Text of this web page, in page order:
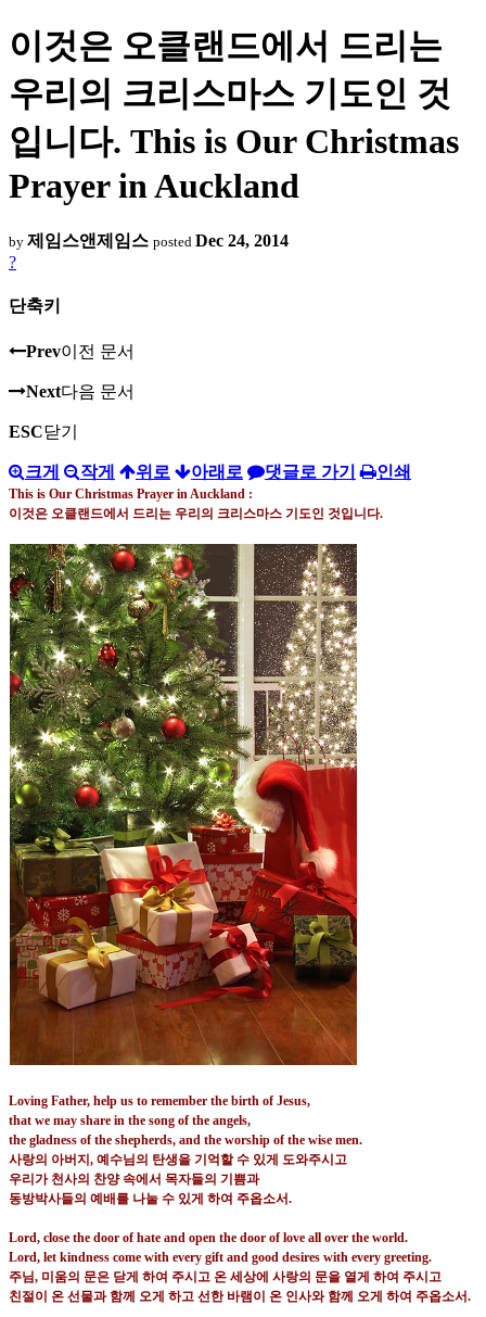
이것은 오클랜드에서 드리는
우리의 크리스마스 기도인 것
입니다. This is Our Christmas
Prayer in Auckland
by 제임스앤제임스 posted Dec 24, 2014
?
단축키
Prev이전 문서
Next다음 문서
ESC닫기
크게 작게 위로 아래로 댓글로 가기 인쇄
This is Our Christmas Prayer in Auckland :
이것은 오클랜드에서 드리는 우리의 크리스마스 기도인 것입니다.
Loving Father, help us to remember the birth of Jesus,
that we may share in the song of the angels,
the gladness of the shepherds, and the worship of the wise men.
사랑의 아버지 , 예수님의 탄생을 기억할 수 있게 도와주시고
우리가 천사의 찬양 속에서 목자들의 기쁨과
동방박사들의 예배를 나눌 수 있게 하여 주옵소서.
Lord, close the door of hate and open the door of love all over the world.
Lord, let kindness come with every gift and good desires with every greeting.
주님, 미움의 문은 닫게 하여 주시고 온 세상에 사랑의 문을 열게 하여 주시고
친절이 온 선물과 함께 오게 하고 선한 바램이 온 인사와 함께 오게 하여 주옵소서.